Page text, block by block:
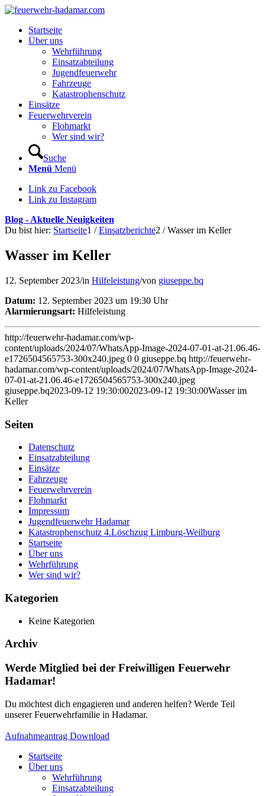
Startseite
Über uns
Wehrführung
Einsatzabteilung
Jugendfeuerwehr
Fahrzeuge
Katastrophenschutz
Einsätze
Feuerwehrverein
Flohmarkt
Wer sind wir?
Suche
Menü Menü
Link zu Facebook
Link zu Instagram
Blog - Aktuelle Neuigkeiten
Du bist hier: Startseite1 / Einsatzberichte2 / Wasser im Keller
Wasser im Keller
12. September 2023/in Hilfeleistung/von giuseppe.bq
Datum: 12. September 2023 um 19:30 Uhr
Alarmierungsart: Hilfeleistung
http://feuerwehr-hadamar.com/wp-
content/uploads/2024/07/WhatsApp-Image-2024-07-01-at-21.06.46-
e1726504565753-300x240.jpeg 0 0 giuseppe.bq http://feuerwehr-
hadamar.com/wp-content/uploads/2024/07/WhatsApp-Image-2024-
07-01-at-21.06.46-e1726504565753-300x240.jpeg
giuseppe.bq2023-09-12 19:30:002023-09-12 19:30:00Wasser im
Keller
Seiten
Datenschutz
Einsatzabteilung
Einsätze
Fahrzeuge
Feuerwehrverein
Flohmarkt
Impressum
Jugendfeuerwehr Hadamar
Katastrophenschutz 4.Löschzug Limburg-Weilburg
Startseite
Über uns
Wehrführung
Wer sind wir?
Kategorien
Keine Kategorien
Archiv
Werde Mitglied bei der Freiwilligen Feuerwehr
Hadamar!
Du möchtest dich engagieren und anderen helfen? Werde Teil
unserer Feuerwehrfamilie in Hadamar.
Aufnahmeantrag Download
Startseite
Über uns
Wehrführung
Einsatzabteilung